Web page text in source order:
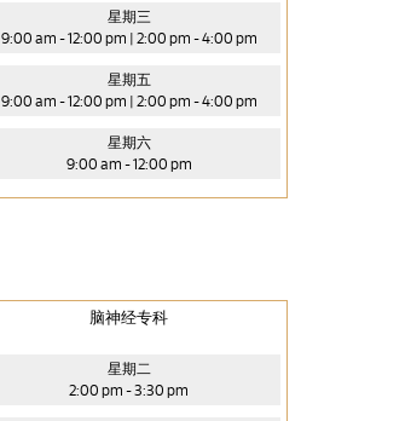
星期三
9:00 am - 12:00 pm | 2:00 pm - 4:00 pm
星期五
9:00 am - 12:00 pm | 2:00 pm - 4:00 pm
星期六
9:00 am - 12:00 pm
脑神经专科
星期二
2:00 pm - 3:30 pm